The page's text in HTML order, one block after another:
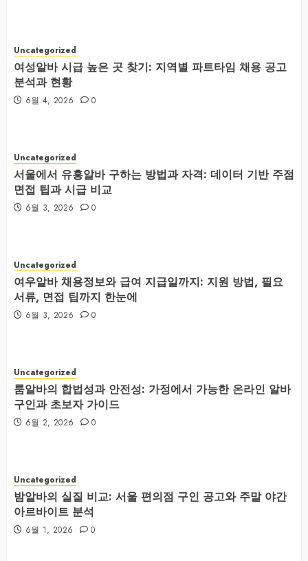
Uncategorized
여성알바 시급 높은 곳 찾기: 지역별 파트타임 채용 공고
분석과 현황
6월 4, 2026 0
Uncategorized
서울에서 유흥알바 구하는 방법과 자격: 데이터 기반 주점
면접 팁과 시급 비교
6월 3, 2026 0
Uncategorized
여우알바 채용정보와 급여 지급일까지: 지원 방법, 필요
서류, 면접 팁까지 한눈에
6월 3, 2026 0
Uncategorized
룸알바의 합법성과 안전성: 가정에서 가능한 온라인 알바
구인과 초보자 가이드
6월 2, 2026 0
Uncategorized
밤알바의 실질 비교: 서울 편의점 구인 공고와 주말 야간
아르바이트 분석
6월 1, 2026 0